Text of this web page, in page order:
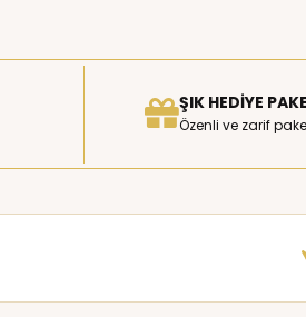
ŞIK HEDIYE
Özenli ve zarif